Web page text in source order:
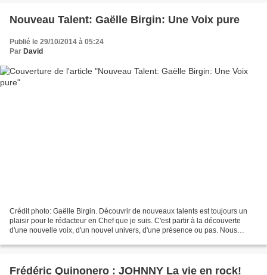
Nouveau Talent: Gaëlle Birgin: Une Voix pure
Publié le 29/10/2014 à 05:24
Par David
Crédit photo: Gaëlle Birgin. Découvrir de nouveaux talents est toujours un
plaisir pour le rédacteur en Chef que je suis. C'est partir à la découverte
d'une nouvelle voix, d'un nouvel univers, d'une présence ou pas. Nous
Frédéric Quinonero : JOHNNY La vie en rock!